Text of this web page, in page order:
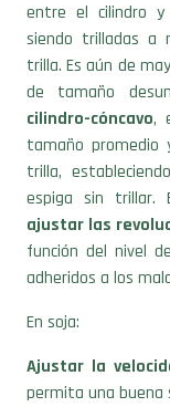
entre el cilindro y
siendo trilladas a
trilla. Es aún de
de tamaño
cilindro-cóncavo,
tamaño promedio
trilla,
espiga sin trillar.
ajustar las
función del nivel
adheridos a los
En soja:
Ajustar la
permita una buena